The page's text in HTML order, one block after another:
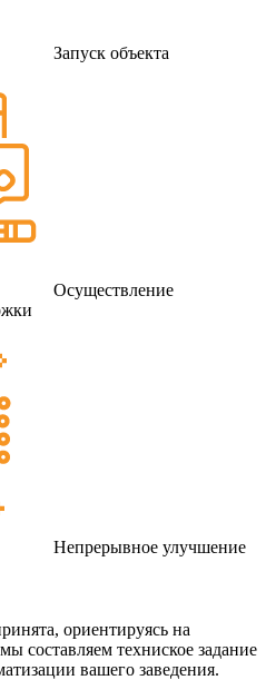
Запуск объекта
Осуществление
Непрерывное улучшение
ориентируясь на
составляем техниское задание
вашего заведения.